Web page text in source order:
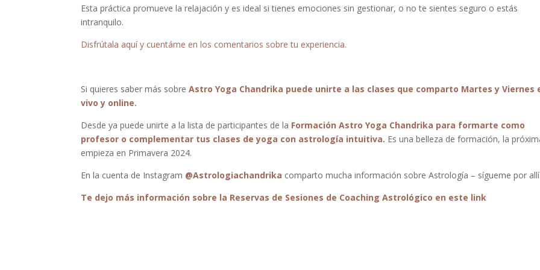
Esta práctica promueve la relajación y es ideal si tienes emociones sin gestionar, o no te sientes seguro o estás
intranquilo.
Disfrútala aquí y cuentáme en los comentarios sobre tu experiencia.
Si quieres saber más sobreAstro Yoga Chandrika puede unirte a las clases que comparto Martes y Viernes
vivo y online.
Desde ya puede unirte a la lista de participantes de la Formación Astro Yoga Chandrika para formarte como
profesor o complementar tus clases de yoga con astrología intuitiva. Es una belleza de formación, la
empieza en Primavera 2024.
En la cuenta de Instagram @Astrologiachandrika comparto mucha información sobre Astrología – sígueme por allí.
Te dejo más información sobre la Reservas de Sesiones de Coaching Astrológico en este link